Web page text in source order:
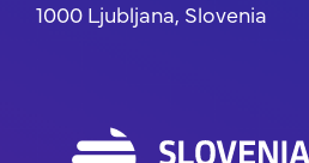
1000 Ljubljana, Slovenia